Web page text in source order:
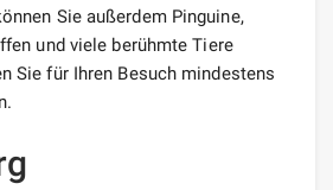
Sie außerdem Pinguine,
und viele berühmte Tiere
Sie für Ihren Besuch mindestens